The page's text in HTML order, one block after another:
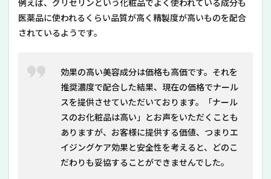
例えば、グリセリンという化粧品でよく使われている成分も
医薬品に使われるくらい品質が高く精製度が高いものを配合
されているようです。
効果の高い美容成分は価格も高価です。それを
推奨濃度で配合した結果、現在の価格でナール
スを提供させていただいております。「ナール
スのお化粧品は高い」とお声をいただくことも
ありますが、お客様に提供する価値、つまりエ
イジングケア効果と安全性を考えると、どのこ
だわりも妥協することができませんでした。